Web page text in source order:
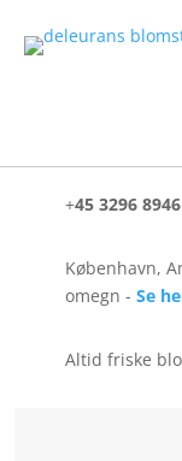
+45 3296 8946
København,
omegn - Se
Altid friske